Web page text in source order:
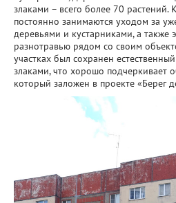
злаками – всего более 70 растений.
постоянно занимаются уходом за
деревьями и кустарниками, а также
разнотравью рядом со своим
участках был сохранен
злаками, что хорошо подчеркивает
который заложен в проекте «Берег